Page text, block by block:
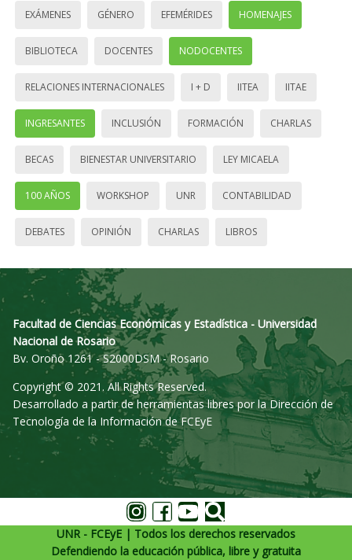
EXÁMENES GÉNERO EFEMÉRIDES HOMENAJES
BIBLIOTECA DOCENTES NODOCENTES
RELACIONES INTERNACIONALES I + D IITEA IITAE
INGRESANTES INCLUSIÓN FORMACIÓN CHARLAS
BECAS BIENESTAR UNIVERSITARIO LEY MICAELA
100 AÑOS WORKSHOP UNR CONTABILIDAD
DEBATES OPINIÓN CHARLAS LIBROS
Facultad de Ciencias Económicas y Estadística - Universidad
Nacional de Rosario
Bv. Oroño 1261 - S2000DSM - Rosario
Copyright © 2021. All Rights Reserved.
Desarrollado a partir de herramientas libres por la Dirección de
Tecnología de la Información de FCEyE
UNR - FCEyE | Todos los derechos reservados
Defendiendo la educación pública, libre y gratuita